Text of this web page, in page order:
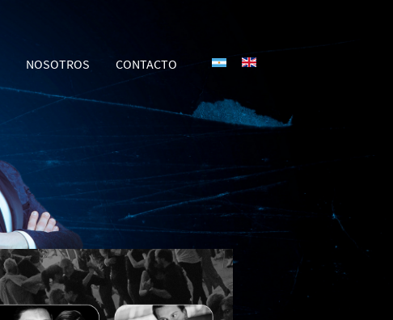
NOSOTROS CONTACTO Select your language